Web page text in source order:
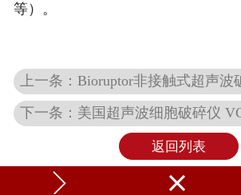
等）。
下一条：美国超声波细胞破碎仪
返回列表
 